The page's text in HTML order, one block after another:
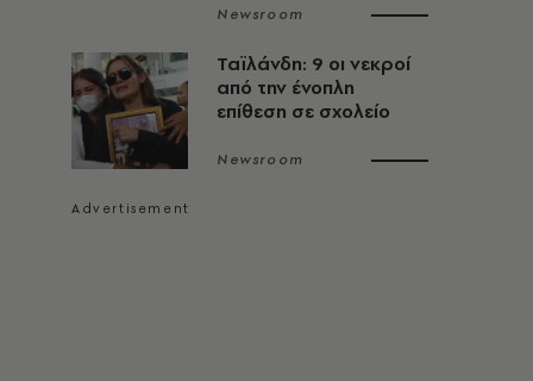
Newsroom
Ταϊλάνδη: 9 οι νεκροί
από την ένοπλη
επίθεση σε σχολείο
Newsroom